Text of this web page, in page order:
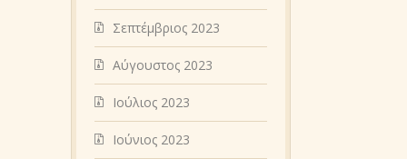
Σεπτέμβριος 2023
Αύγουστος 2023
Ιούλιος 2023
Ιούνιος 2023